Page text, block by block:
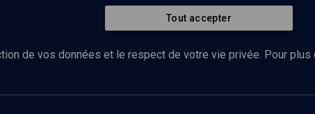
Abonnez-vous à notre newsletter
Tout accepter
de vos données et le respect de votre vie privée. Pour plus